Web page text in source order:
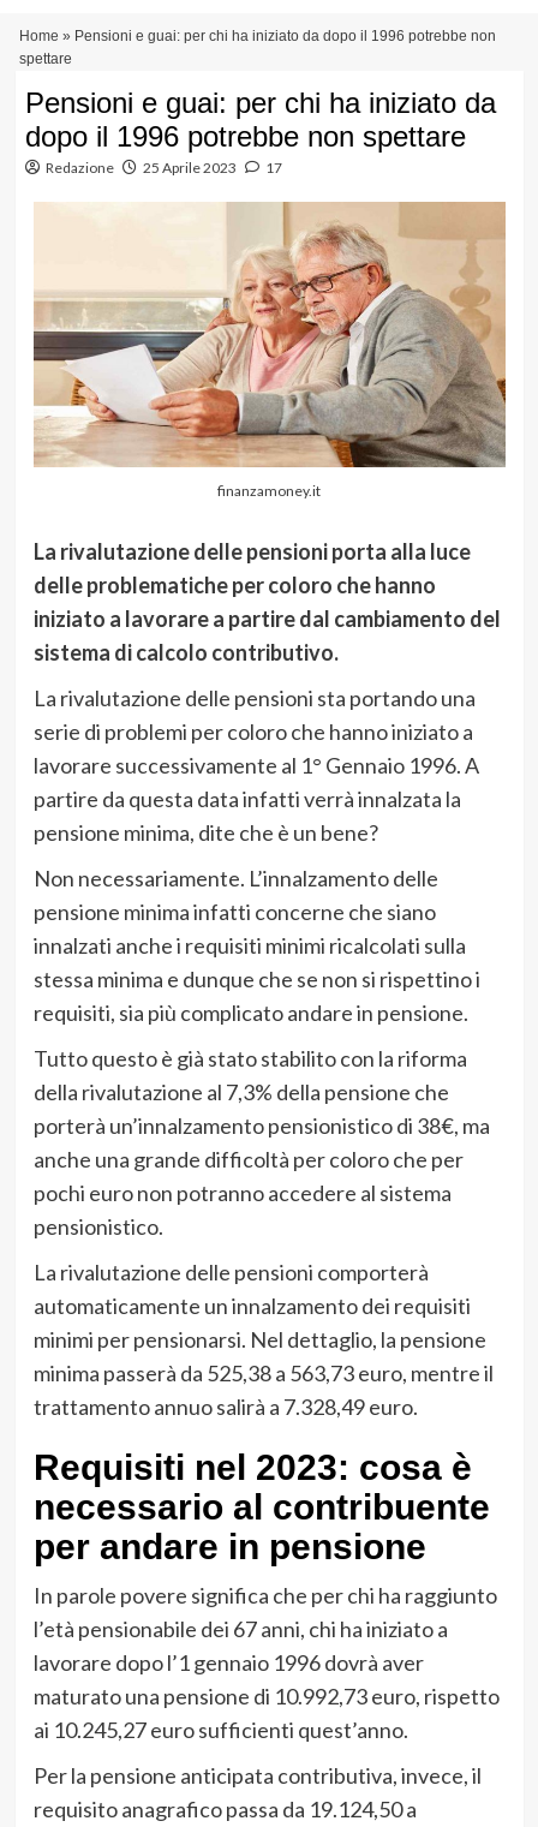
contenuto
principale
Home » Pensioni e guai: per chi ha iniziato da dopo il 1996 potrebbe non
spettare
Pensioni e guai: per chi ha iniziato da
dopo il 1996 potrebbe non spettare
Redazione 25 Aprile 2023 17
finanzamoney.it
La rivalutazione delle pensioni porta alla luce
delle problematiche per coloro che hanno
iniziato a lavorare a partire dal cambiamento del
sistema di calcolo contributivo.
La rivalutazione delle pensioni sta portando una
serie di problemi per coloro che hanno iniziato a
lavorare successivamente al 1° Gennaio 1996. A
partire da questa data infatti verrà innalzata la
pensione minima, dite che è un bene?
Non necessariamente. L’innalzamento delle
pensione minima infatti concerne che siano
innalzati anche i requisiti minimi ricalcolati sulla
stessa minima e dunque che se non si rispettino i
requisiti, sia più complicato andare in pensione.
Tutto questo è già stato stabilito con la riforma
della rivalutazione al 7,3% della pensione che
porterà un’innalzamento pensionistico di 38€, ma
anche una grande difficoltà per coloro che per
pochi euro non potranno accedere al sistema
pensionistico.
La rivalutazione delle pensioni comporterà
automaticamente un innalzamento dei requisiti
minimi per pensionarsi. Nel dettaglio, la pensione
minima passerà da 525,38 a 563,73 euro, mentre il
trattamento annuo salirà a 7.328,49 euro.
Requisiti nel 2023: cosa è
necessario al contribuente
per andare in pensione
In parole povere significa che per chi ha raggiunto
l’età pensionabile dei 67 anni, chi ha iniziato a
lavorare dopo l’1 gennaio 1996 dovrà aver
maturato una pensione di 10.992,73 euro, rispetto
ai 10.245,27 euro sufficienti quest’anno.
Per la pensione anticipata contributiva, invece, il
requisito anagrafico passa da 19.124,50 a